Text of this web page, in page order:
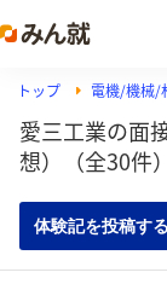
トップ 電機/機械/
愛三工業の面
想）（全30件）
体験記を投稿する